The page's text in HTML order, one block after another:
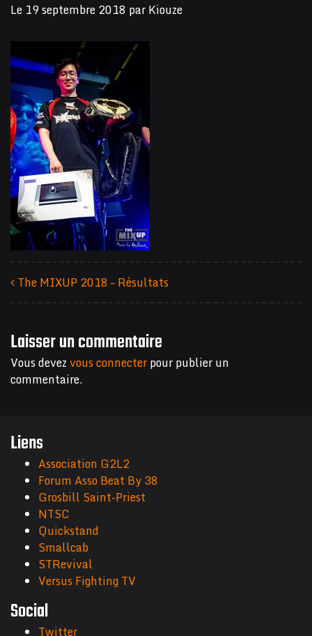
Le 19 septembre 2018 parKiouze
The MIXUP 2018 – Résultats
Laisser un commentaire
Vous devezvous connecterpour publier un
commentaire.
Liens
Association G2L2
Forum Asso Beat By 38
Grosbill Saint-Priest
NTSC
Quickstand
Smallcab
STRevival
Versus Fighting TV
Social
Twitter